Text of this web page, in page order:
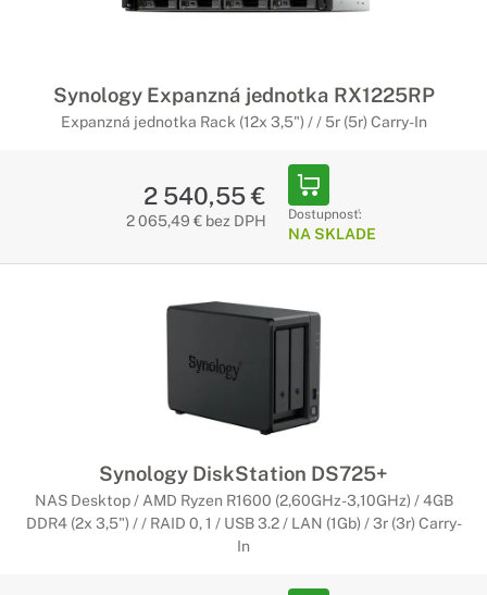
Synology Expanzná jednotka RX1225RP
Expanzná jednotka Rack (12x 3,5") / / 5r (5r) Carry-In
2 540,55 €
2 065,49 € bez DPH Dostupnosť:
NA SKLADE
Synology DiskStation DS725+
NAS Desktop / AMD Ryzen R1600 (2,60GHz-3,10GHz) / 4GB
DDR4 (2x 3,5") / / RAID 0, 1 / USB 3.2 / LAN (1Gb) / 3r (3r) Carry-
In